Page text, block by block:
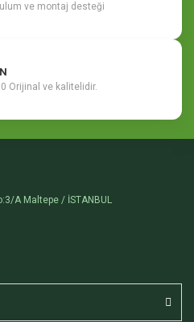
ve montaj desteği
Orijinal ve kalitelidir.
A Maltepe / İSTANBUL